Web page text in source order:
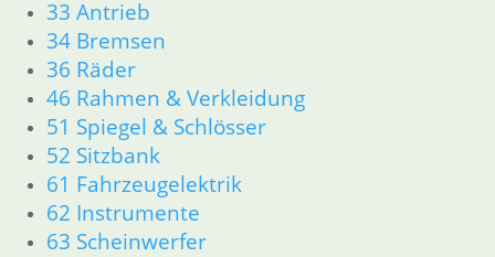
33 Antrieb
34 Bremsen
36 Räder
46 Rahmen & Verkleidung
51 Spiegel & Schlösser
52 Sitzbank
61 Fahrzeugelektrik
62 Instrumente
63 Scheinwerfer
46 Rahmen & Verkleidung
51 Spiegel & Schlösser
61 Fahrzeugelektrik
62 Instrumente
63 Scheinwerfer
R50/5 – R75/5
11 Motor
Dichtungen
Kolben/Kolbenringe
Zylinderkopf